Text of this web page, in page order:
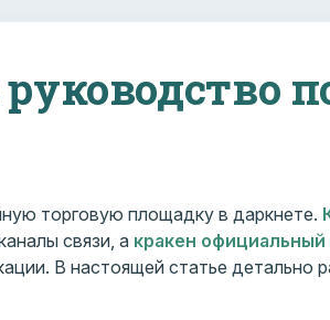
торговую площадку в даркнете.
связи, а кракен официальный
В настоящей статье детально